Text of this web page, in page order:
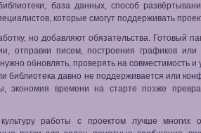
база данных, способ
которые смогут поддерживать
но добавляют обязательства. Готовый
отправки писем, построения графиков
обновлять, проверять на совместимость и
библиотека давно не поддерживается или
экономия времени на старте позже
культуру работы с проектом лучше многих